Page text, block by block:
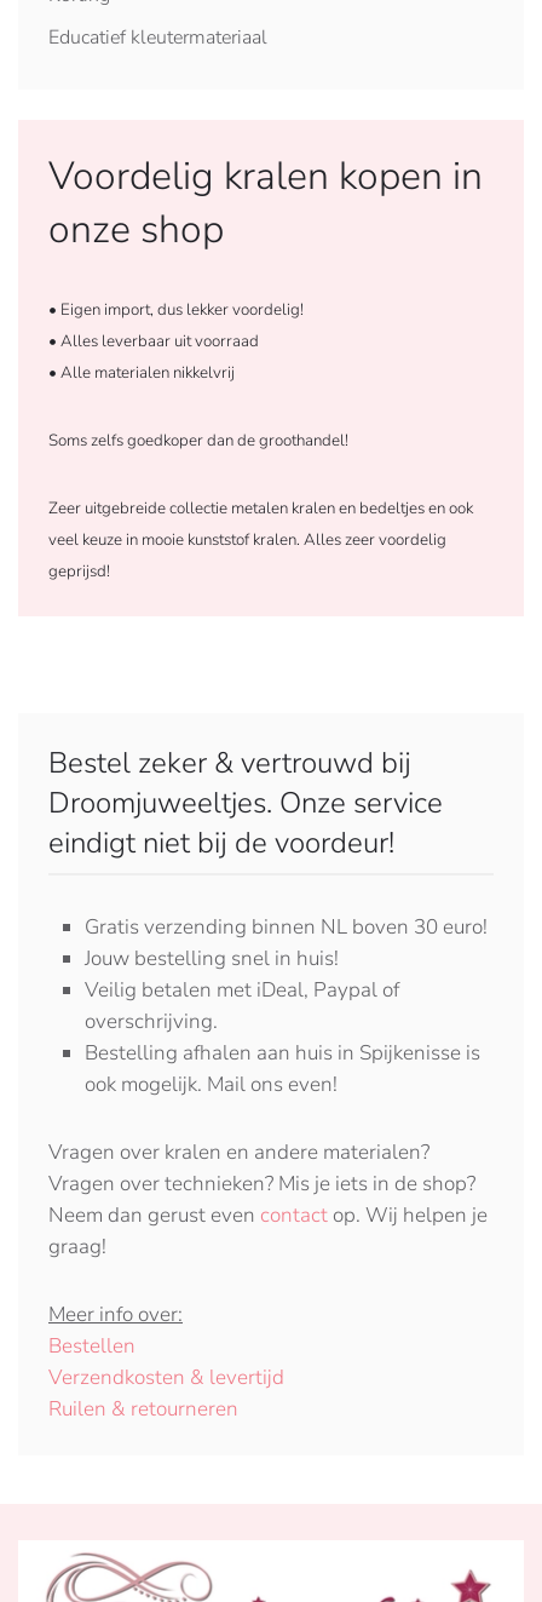
Educatief kleutermateriaal
Voordelig kralen kopen in
onze shop
• Eigen import, dus lekker voordelig!
• Alles leverbaar uit voorraad
• Alle materialen nikkelvrij
Soms zelfs goedkoper dan de groothandel!
Zeer uitgebreide collectie metalen kralen en bedeltjes en ook
veel keuze in mooie kunststof kralen. Alles zeer voordelig
geprijsd!
Bestel zeker & vertrouwd bij
Droomjuweeltjes. Onze service
eindigt niet bij de voordeur!
Gratis verzending binnen NL boven 30 euro!
Jouw bestelling snel in huis!
Veilig betalen met iDeal, Paypal of
overschrijving.
Bestelling afhalen aan huis in Spijkenisse is
ook mogelijk. Mail ons even!
Vragen over kralen en andere materialen?
Vragen over technieken? Mis je iets in de shop?
Neem dan gerust even contact op. Wij helpen je
graag!
Meer info over:
Bestellen
Verzendkosten & levertijd
Ruilen & retourneren